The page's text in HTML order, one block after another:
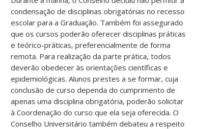
condensação de disciplinas obrigatórias no recesso
escolar para a Graduação. Também foi assegurado
que os cursos poderão oferecer disciplinas práticas
e teórico-práticas, preferencialmente de forma
remota. Para realização da parte prática, todos
deverão obedecer às orientações científicas e
epidemiológicas.Alunos prestes a se formar, cuja
conclusão de curso dependa do cumprimento de
apenas uma disciplina obrigatória, poderão solicitar
à Coordenação do curso que ela seja oferecida. O
Conselho Universitário também debateu a respeito